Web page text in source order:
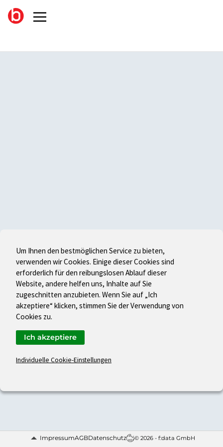
ImpressumAGBDatenschutz © 2026 - f:data GmbH
Um Ihnen den bestmöglichen Service zu bieten,
verwenden wir Cookies. Einige dieser Cookies sind
erforderlich für den reibungslosen Ablauf dieser
Website, andere helfen uns, Inhalte auf Sie
zugeschnitten anzubieten. Wenn Sie auf „Ich
akzeptiere“ klicken, stimmen Sie der Verwendung von
Cookies zu.
Individuelle Cookie-Einstellungen
Ich akzeptiere